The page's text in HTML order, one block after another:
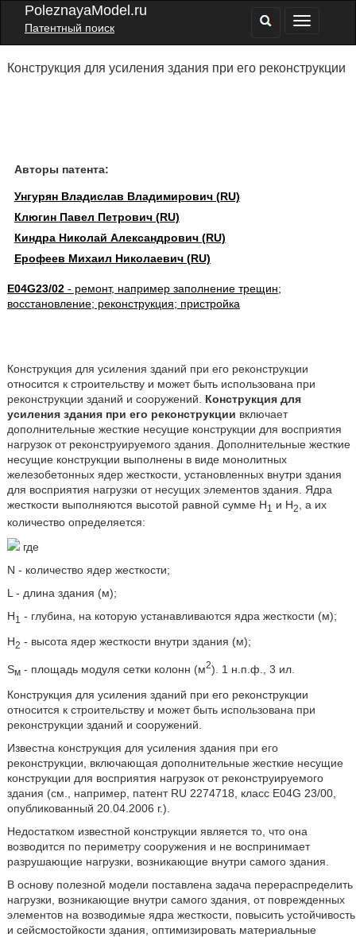
PoleznayaModel.ru
Патентный поиск
Конструкция для усиления здания при его реконструкции
Авторы патента:
Унгурян Владислав Владимирович (RU)
Клюгин Павел Петрович (RU)
Киндра Николай Александрович (RU)
Ерофеев Михаил Николаевич (RU)
E04G23/02- ремонт, например заполнение трещин;
восстановление; реконструкция; пристройка
Конструкция для усиления зданий при его реконструкции
относится к строительству и может быть использована при
реконструкции зданий и сооружений. Конструкция для
усиления здания при его реконструкции включает
дополнительные жесткие несущие конструкции для восприятия
нагрузок от реконструируемого здания. Дополнительные жесткие
несущие конструкции выполнены в виде монолитных
железобетонных ядер жесткости, установленных внутри здания
для восприятия нагрузки от несущих элементов здания. Ядра
жесткости выполняются высотой равной сумме H1 и Н2
, а их
количество определяется:
где
N - количество ядер жесткости;
L - длина здания (м);
Н1 - глубина, на которую устанавливаются ядра жесткости (м);
Н2 - высота ядер жесткости внутри здания (м);
Sм- площадь модуля сетки колонн (м2). 1 н.п.ф., 3 ил.
Конструкция для усиления зданий при его реконструкции
относится к строительству и может быть использована при
реконструкции зданий и сооружений.
Известна конструкция для усиления здания при его
реконструкции, включающая дополнительные жесткие несущие
конструкции для восприятия нагрузок от реконструируемого
здания (см., например, патент RU 2274718, класс E04G 23/00,
опубликованный 20.04.2006 г.).
Недостатком известной конструкции является то, что она
возводится по периметру сооружения и не воспринимает
разрушающие нагрузки, возникающие внутри самого здания.
В основу полезной модели поставлена задача перераспределить
нагрузки, возникающие внутри самого здания, от поврежденных
элементов на возводимые ядра жесткости, повысить устойчивость
и сейсмостойкости здания, оптимизировать материальные